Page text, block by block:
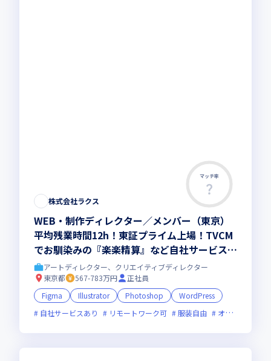
マッチ率
株式会社ラクス
WEB・制作ディレクター／メンバー（東京）
平均残業時間12h！東証プライム上場！TVCM
でお馴染みの『楽楽精算』など自社サービス複
数展開中！
アートディレクター、クリエイティブディレクター
東京都
567-783万円
正社員
Figma
Illustrator Photoshop
WordPress
自社サービスあり
リモートワーク可 服装自由 オンライン選考可